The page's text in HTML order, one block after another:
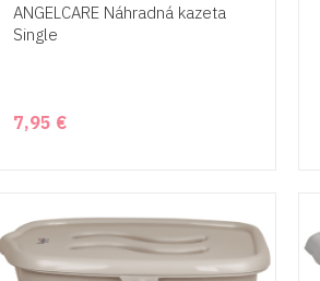
ANGELCARE Náhradná kazeta
Single
7,95 €